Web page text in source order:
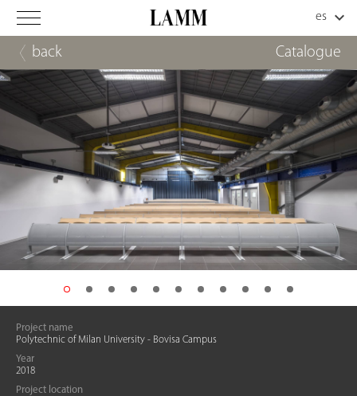
back Catalogue
Project name
Polytechnic of Milan University - Bovisa Campus
Year
2018
Project location